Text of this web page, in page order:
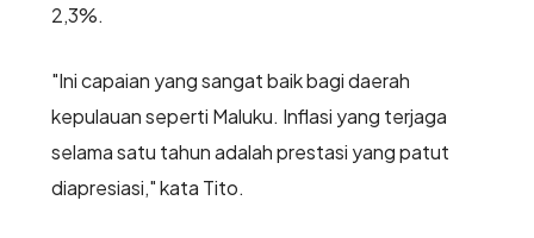
2,3%.
"Ini capaian yang sangat baik bagi daerah
kepulauan seperti Maluku. Inflasi yang terjaga
selama satu tahun adalah prestasi yang patut
diapresiasi," kata Tito.